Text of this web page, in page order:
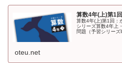
算数4年(上)第1
算数4年(上)第1回：
シリーズ算数4年上
問題（予習シリー
oteu.net